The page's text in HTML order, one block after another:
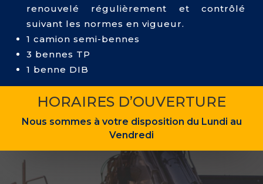
renouvelé régulièrement et contrôlé
suivant les normes en vigueur.
1 camion semi-bennes
3 bennes TP
1 benne DIB
HORAIRES D’OUVERTURE
Nous sommes à votre disposition du Lundi au
Vendredi